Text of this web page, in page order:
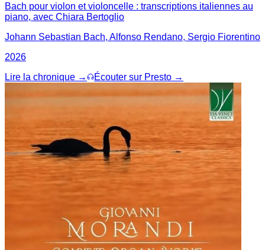
Bach pour violon et violoncelle : transcriptions italiennes au
piano, avec Chiara Bertoglio
Johann Sebastian Bach, Alfonso Rendano, Sergio Fiorentino
2026
Lire la chronique →
Écouter sur Presto →